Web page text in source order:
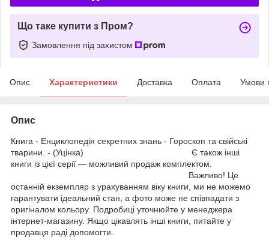
Що таке купити з Пром?
Замовлення під захистом
Опис Характеристики Доставка Оплата Умови
Опис
Книга - Енциклопедія секретних знань - Гороскоп та свійські
тварини. - (Уцінка) Є також інші
книги із цієї серії — можливий продаж комплектом.
Важливо! Це
останній екземпляр з урахуванням віку книги, ми не можемо
гарантувати ідеальний стан, а фото може не співпадати з
оригіналом кольору. Подробиці уточнюйте у менеджера
інтернет-магазину. Якщо цікавлять інші книги, питайте у
продавця раді допомогти.